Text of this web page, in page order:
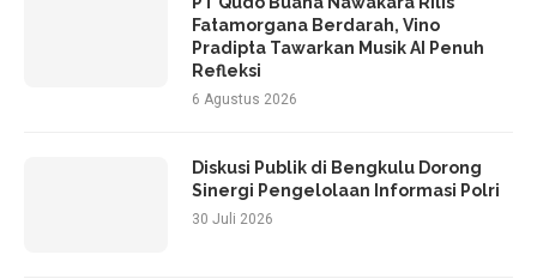
Fatamorgana Berdarah, Vino
Pradipta Tawarkan Musik AI Penuh
Refleksi
6 Agustus 2026
Diskusi Publik di Bengkulu Dorong
Sinergi Pengelolaan Informasi Polri
30 Juli 2026